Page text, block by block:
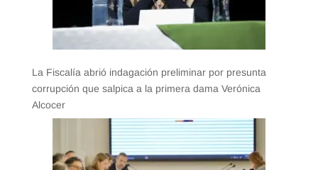
La Fiscalía abrió indagación preliminar por presunta
corrupción que salpica a la primera dama Verónica
Alcocer